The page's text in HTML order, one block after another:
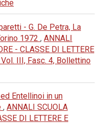
- G. De Petra, La
1972 , ANNALI
- CLASSE DI LETTERE
III, Fasc. 4, Bollettino
Entellinoi in un
, ANNALI SCUOLA
DI LETTERE E